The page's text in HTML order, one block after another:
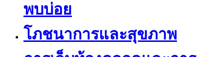
พบบ่อย
โภชนาการและสุขภาพ